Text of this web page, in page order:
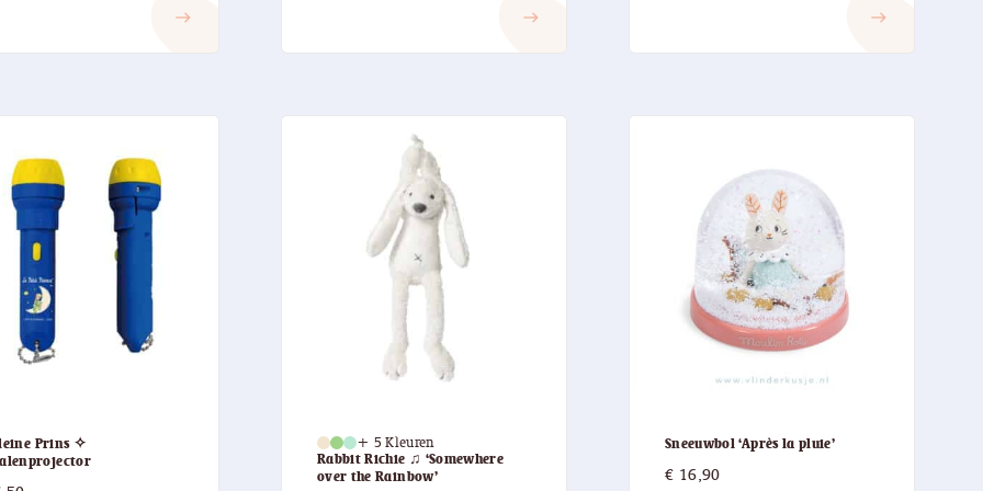
east east east
Prins ✧
+ 5 Kleuren
Rabbit Richie ♫ ‘Somewhere
over the Rainbow’
Sneeuwbol ‘Après la pluie’
€ 16,90